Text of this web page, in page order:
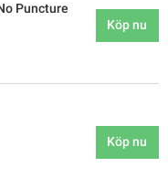
Puncture
Köp nu
Köp nu